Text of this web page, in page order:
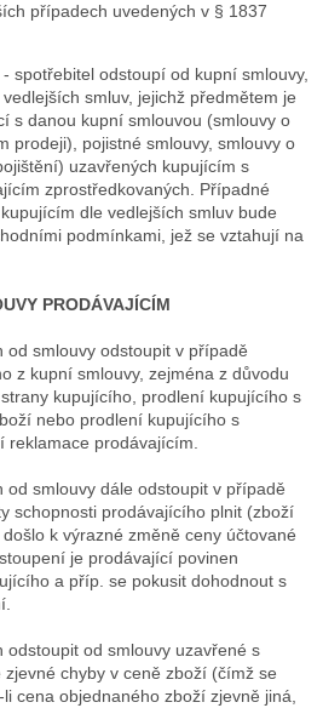
případech uvedených v § 1837
spotřebitel odstoupí od kupní smlouvy,
smluv, jejichž předmětem je
s danou kupní smlouvou (smlouvy o
prodeji), pojistné smlouvy, smlouvy o
uzavřených kupujícím s
zprostředkovaných. Případné
dle vedlejších smluv bude
podmínkami, jež se vztahují na
PRODÁVAJÍCÍM
smlouvy odstoupit v případě
z kupní smlouvy, zejména z důvodu
kupujícího, prodlení kupujícího s
nebo prodlení kupujícího s
reklamace prodávajícím.
smlouvy dále odstoupit v případě
schopnosti prodávajícího plnit (zboží
k výrazné změně ceny účtované
je prodávající povinen
a příp. se pokusit dohodnout s
od smlouvy uzavřené s
chyby v ceně zboží (čímž se
cena objednaného zboží zjevně jiná,